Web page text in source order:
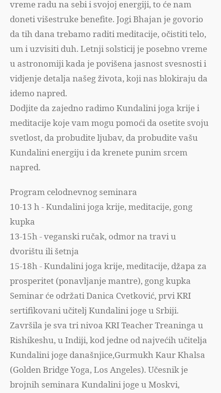
vreme radu na sebi i svojoj energiji, to će nam
doneti višestruke benefite. Jogi Bhajan je govorio
da tih dana trebamo raditi meditacije, očistiti telo,
um i uzvisiti duh. Letnji solsticij je posebno vreme
u astronomiji kada je povišena jasnost svesnosti i
vidjenje detalja našeg života, koji nas blokiraju da
idemo napred.
Dodjite da zajedno radimo Kundalini joga krije i
meditacije koje vam mogu pomoći da osetite svoju
svetlost, da probudite ljubav, da probudite vašu
Kundalini energiju i da krenete punim srcem
napred.
Program celodnevnog seminara
10-13 h - Kundalini joga krije, meditacije, gong
kupka
13-15h - veganski ručak, odmor na travi u
dvorištu ili šetnja
15-18h - Kundalini joga krije, meditacije, džapa za
prosperitet (ponavljanje mantre), gong kupka
Seminar će održati Danica Cvetković, prvi KRI
sertifikovani učitelj Kundalini joge u Srbiji.
Završila je sva tri nivoa KRI Teacher Treaninga u
Rishikeshu, u Indiji, kod jedne od najvećih učitelja
Kundalini joge današnjice,Gurmukh Kaur Khalsa
(Golden Bridge Yoga, Los Angeles). Učesnik je
brojnih seminara Kundalini joge u Moskvi,